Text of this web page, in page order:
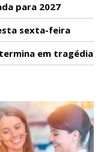
para 2027
sexta-feira
em tragédia